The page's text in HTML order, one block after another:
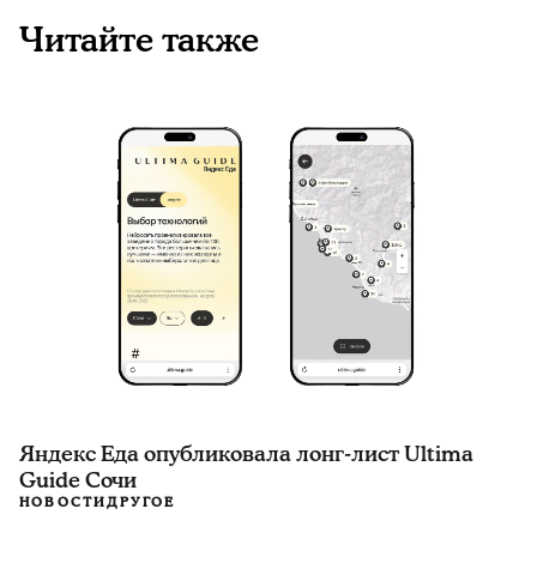
Читайте также
Яндекс Еда опубликовала лонг-лист Ultima
Guide Сочи
НОВОСТИДРУГОЕ